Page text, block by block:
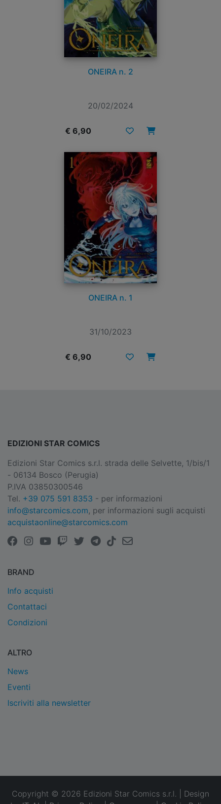
ONEIRA n. 2
20/02/2024
€ 6,90
ONEIRA n. 1
31/10/2023
€ 6,90
EDIZIONI STAR COMICS
Edizioni Star Comics s.r.l. strada delle Selvette, 1/bis/1
- 06134 Bosco (Perugia)
P.IVA 03850300546
Tel. +39 075 591 8353 - per informazioni
info@starcomics.com, per informazioni sugli acquisti
acquistaonline@starcomics.com
BRAND
Info acquisti
Contattaci
Condizioni
ALTRO
News
Eventi
Iscriviti alla newsletter
Copyright © 2026 Edizioni Star Comics s.r.l. | Design